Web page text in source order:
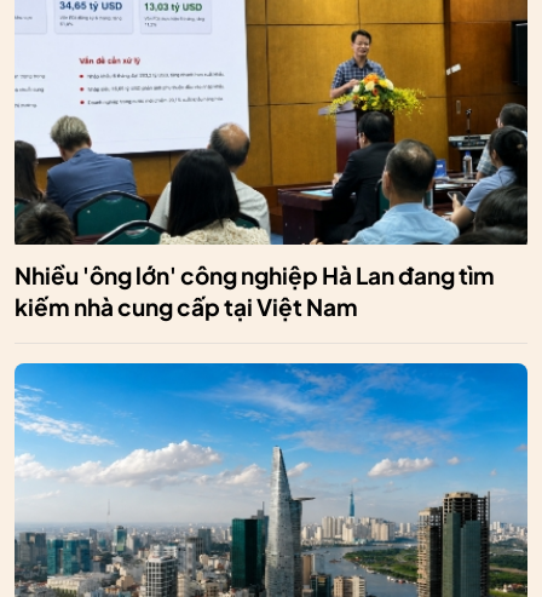
Nhiều 'ông lớn' công nghiệp Hà Lan đang tìm
kiếm nhà cung cấp tại Việt Nam